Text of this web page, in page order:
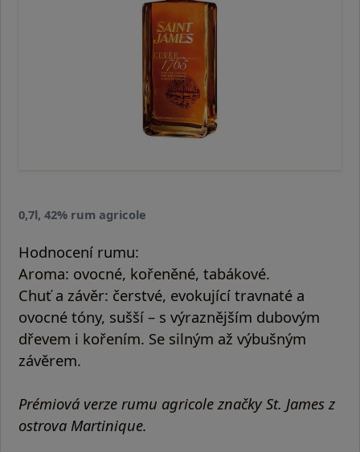
0,7l, 42% rum agricole
Hodnocení rumu:
Aroma: ovocné, kořeněné, tabákové.
Chuť a závěr: čerstvé, evokující travnaté a
ovocné tóny, sušší – s výraznějším dubovým
dřevem i kořením. Se silným až výbušným
závěrem.
Prémiová verze rumu agricole značky St. James z
ostrova Martinique.